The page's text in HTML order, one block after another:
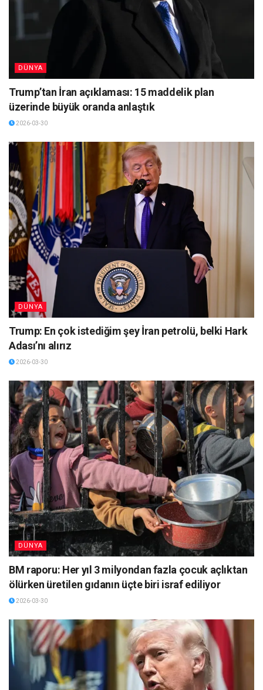
DÜNYA
Trump’tan İran açıklaması: 15 maddelik plan
üzerinde büyük oranda anlaştık
2026-03-30
DÜNYA
Trump: En çok istediğim şey İran petrolü, belki Hark
Adası’nı alırız
2026-03-30
DÜNYA
BM raporu: Her yıl 3 milyondan fazla çocuk açlıktan
ölürken üretilen gıdanın üçte biri israf ediliyor
2026-03-30